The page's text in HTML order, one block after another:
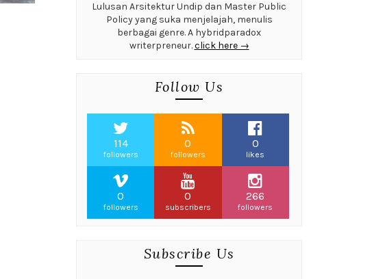
Lulusan Arsitektur Undip dan Master Public
Policy yang suka menjelajah, menulis
berbagai genre. A hybridparadox
writerpreneur.click here →
Follow Us
114
followers
0
followers
0
likes
0
followers
0
subscribers
266
followers
Subscribe Us